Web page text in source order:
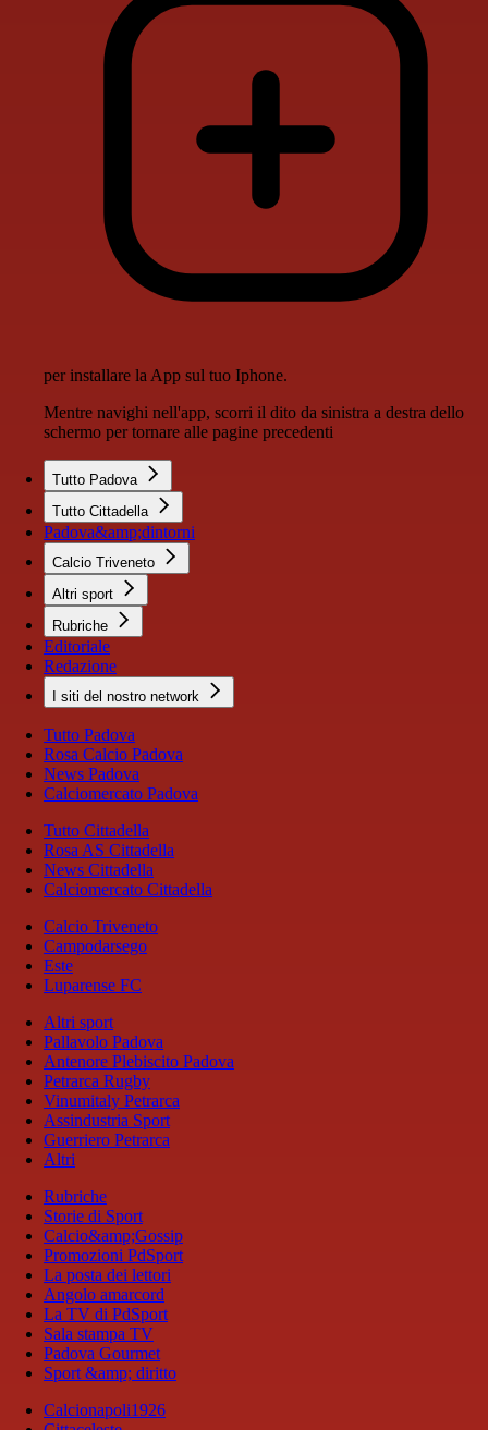
per installare la App sul tuo Iphone.
Mentre navighi nell'app, scorri il dito da sinistra a destra dello
schermo per tornare alle pagine precedenti
Tutto Padova
Tutto Cittadella
Padova&amp;dintorni
Calcio Triveneto
Altri sport
Rubriche
Editoriale
Redazione
I siti del nostro network
Tutto Padova
Rosa Calcio Padova
News Padova
Calciomercato Padova
Tutto Cittadella
Rosa AS Cittadella
News Cittadella
Calciomercato Cittadella
Calcio Triveneto
Campodarsego
Este
Luparense FC
Altri sport
Pallavolo Padova
Antenore Plebiscito Padova
Petrarca Rugby
Vinumitaly Petrarca
Assindustria Sport
Guerriero Petrarca
Altri
Rubriche
Storie di Sport
Calcio&amp;Gossip
Promozioni PdSport
La posta dei lettori
Angolo amarcord
La TV di PdSport
Sala stampa TV
Padova Gourmet
Sport &amp; diritto
Calcionapoli1926